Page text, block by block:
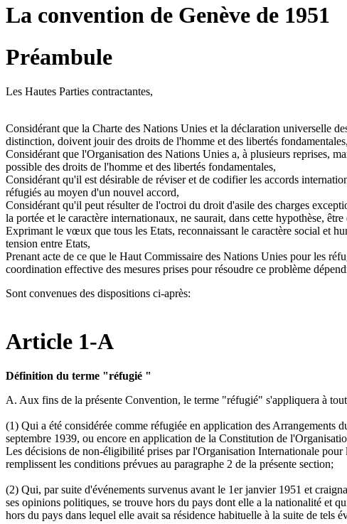
La convention de Genève de 1951
Préambule
Les Hautes Parties contractantes,
Considérant que la Charte des Nations Unies et la déclaration universelle
distinction, doivent jouir des droits de l'homme et des libertés fondamentales,
Considérant que l'Organisation des Nations Unies a, à plusieurs reprises,
possible des droits de l'homme et des libertés fondamentales,
Considérant qu'il est désirable de réviser et de codifier les accords
réfugiés au moyen d'un nouvel accord,
Considérant qu'il peut résulter de l'octroi du droit d'asile des charges
la portée et le caractère internationaux, ne saurait, dans cette hypothèse,
Exprimant le vœux que tous les Etats, reconnaissant le caractère social et
tension entre Etats,
Prenant acte de ce que le Haut Commissaire des Nations Unies pour les
coordination effective des mesures prises pour résoudre ce problème
Sont convenues des dispositions ci-après:
Article 1-A
Définition du terme "réfugié "
A. Aux fins de la présente Convention, le terme "réfugié" s'appliquera à
(1) Qui a été considérée comme réfugiée en application des
septembre 1939, ou encore en application de la Constitution de
Les décisions de non-éligibilité prises par l'Organisation Internationale pour
remplissent les conditions prévues au paragraphe 2 de la présente section;
(2) Qui, par suite d'événements survenus avant le 1er janvier 1951 et
ses opinions politiques, se trouve hors du pays dont elle a la nationalité et
hors du pays dans lequel elle avait sa résidence habituelle à la suite de tels